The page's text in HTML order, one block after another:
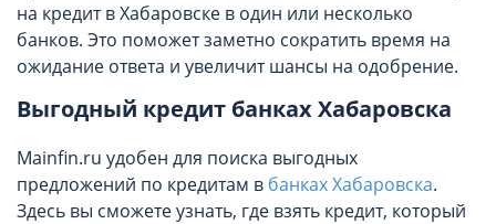
на кредит в Хабаровске в один или несколько
банков. Это поможет заметно сократить время на
ожидание ответа и увеличит шансы на одобрение.
Выгодный кредит банках Хабаровска
Mainfin.ru удобен для поиска выгодных
предложений по кредитам в банках Хабаровска.
Здесь вы сможете узнать, где взять кредит, который